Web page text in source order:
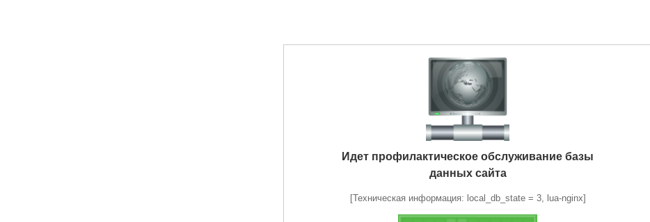
Идет профилактическое обслуживание базы
данных сайта
[Техническая информация: local_db_state = 3, lua-nginx]